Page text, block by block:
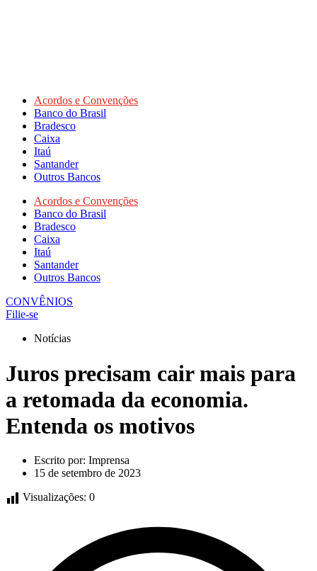
Acordos e Convenções
Banco do Brasil
Bradesco
Caixa
Itaú
Santander
Outros Bancos
Acordos e Convenções
Banco do Brasil
Bradesco
Caixa
Itaú
Santander
Outros Bancos
CONVÊNIOS
Filie-se
Notícias
Juros precisam cair mais para
a retomada da economia.
Entenda os motivos
Escrito por: Imprensa
15 de setembro de 2023
Visualizações: 0